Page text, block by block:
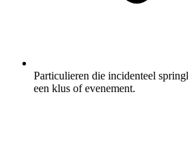
Particulieren die incidenteel
een klus of evenement.